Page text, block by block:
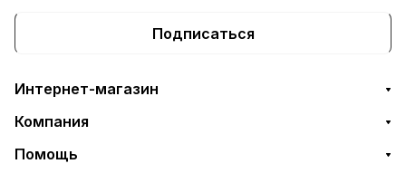
Подписаться
Интернет-магазин
Компания
Помощь